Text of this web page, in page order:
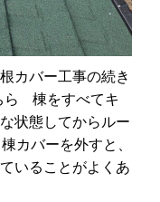
カバー工事の続き
ら 棟をすべてキ
状態してからルー
カバーを外すと、
いることがよくあ